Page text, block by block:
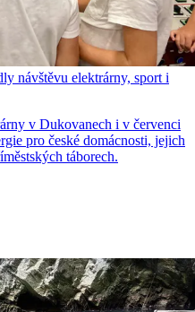
návštěvu elektrárny, sport i
v Dukovanech i v červenci
pro české domácnosti, jejich
táborech.